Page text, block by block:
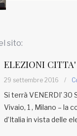
sito:
ELEZIONI
29 settembre 2016 /
Si terrà VENERDI’ 30
Vivaio, 1 , Milano – la
d’Italia in vista delle